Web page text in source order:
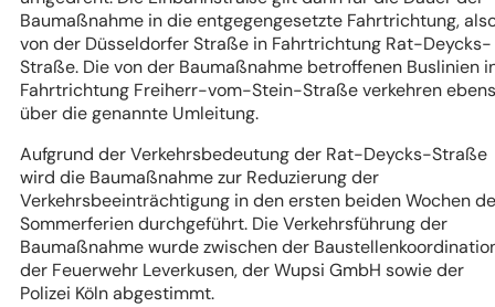
Baumaßnahme in die entgegengesetzte Fahrtrichtung,
von der Düsseldorfer Straße in Fahrtrichtung Rat-Deycks-
Straße. Die von der Baumaßnahme betroffenen Buslinien
Fahrtrichtung Freiherr-vom-Stein-Straße verkehren
über die genannte Umleitung.
Aufgrund der Verkehrsbedeutung der Rat-Deycks-Straße
wird die Baumaßnahme zur Reduzierung der
Verkehrsbeeinträchtigung in den ersten beiden Wochen
Sommerferien durchgeführt. Die Verkehrsführung der
Baumaßnahme wurde zwischen der
der Feuerwehr Leverkusen, der Wupsi GmbH sowie der
Polizei Köln abgestimmt.